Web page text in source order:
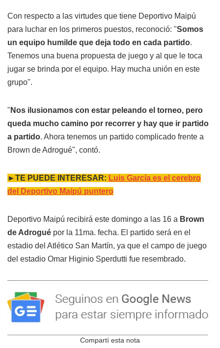
Con respecto a las virtudes que tiene Deportivo Maipú
para luchar en los primeros puestos, reconoció: "Somos
un equipo humilde que deja todo en cada partido.
Tenemos una buena propuesta de juego y al que le toca
jugar se brinda por el equipo. Hay mucha unión en este
grupo".
" Nos ilusionamos con estar peleando el torneo, pero
queda mucho camino por recorrer y hay que ir partido
a partido. Ahora tenemos un partido complicado frente a
Brown de Adrogué", contó.
►TE PUEDE INTERESAR: Luis García es el cerebro
del Deportivo Maipú puntero
Deportivo Maipú recibirá este domingo a las 16 a Brown
de Adrogué por la 11ma. fecha. El partido será en el
estadio del Atlético San Martín, ya que el campo de juego
del estadio Omar Higinio Sperdutti fue resembrado.